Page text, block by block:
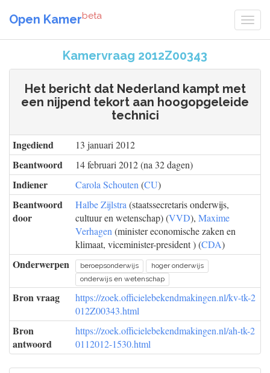
Open Kamerbeta
Kamervraag 2012Z00343
Het bericht dat Nederland kampt met
een nijpend tekort aan hoogopgeleide
technici
Ingediend 13 januari 2012
Beantwoord 14 februari 2012 (na 32 dagen)
Indiener Carola Schouten (CU)
Beantwoord
door
Halbe Zijlstra (staatssecretaris onderwijs,
cultuur en wetenschap) (VVD), Maxime
Verhagen (minister economische zaken en
klimaat, viceminister-president ) (CDA)
Onderwerpen beroepsonderwijs
hoger onderwijs
onderwijs en wetenschap
Bron vraag
https://zoek.officielebekendmakingen.nl/kv-tk-2
012Z00343.html
Bron
antwoord
https://zoek.officielebekendmakingen.nl/ah-tk-2
0112012-1530.html